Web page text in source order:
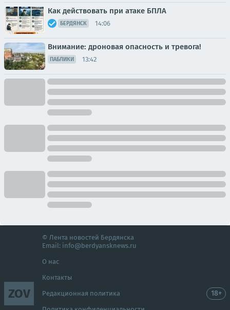
Как действовать при атаке БПЛА
БЕРДЯНСК 14:06
Внимание: дроновая опасность и тревога!
ПАБЛИКИ 13:42
ZOV
© Лента новостей Бердянска
Email: info@berdyansknews.ru
О нас
Контакты
Редакционная политика 18+